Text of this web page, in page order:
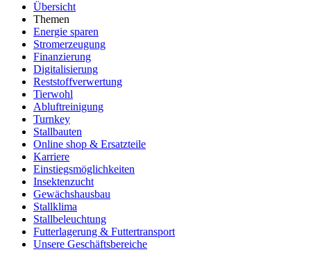
Übersicht
Themen
Energie sparen
Stromerzeugung
Finanzierung
Digitalisierung
Reststoffverwertung
Tierwohl
Abluftreinigung
Turnkey
Stallbauten
Online shop & Ersatzteile
Karriere
Einstiegsmöglichkeiten
Insektenzucht
Gewächshausbau
Stallklima
Stallbeleuchtung
Futterlagerung & Futtertransport
Unsere Geschäftsbereiche